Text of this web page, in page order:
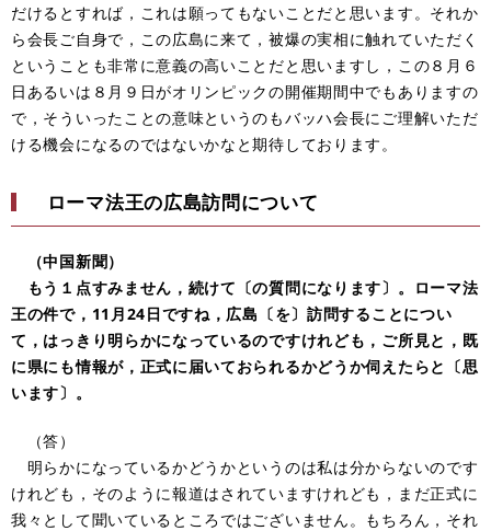
だけるとすれば，これは願ってもないことだと思います。それか
ら会長ご自身で，この広島に来て，被爆の実相に触れていただく
ということも非常に意義の高いことだと思いますし，この８月６
日あるいは８月９日がオリンピックの開催期間中でもありますの
で，そういったことの意味というのもバッハ会長にご理解いただ
ける機会になるのではないかなと期待しております。
ローマ法王の広島訪問について
（中国新聞）
もう１点すみません，続けて〔の質問になります〕。ローマ法
王の件で，11月24日ですね，広島〔を〕訪問することについ
て，はっきり明らかになっているのですけれども，ご所見と，既
に県にも情報が，正式に届いておられるかどうか伺えたらと〔思
います〕。
（答）
明らかになっているかどうかというのは私は分からないのです
けれども，そのように報道はされていますけれども，まだ正式に
我々として聞いているところではございません。もちろん，それ